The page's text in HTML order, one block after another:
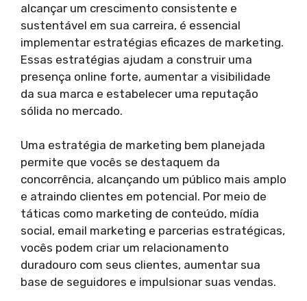
alcançar um crescimento consistente e
sustentável em sua carreira, é essencial
implementar estratégias eficazes de marketing.
Essas estratégias ajudam a construir uma
presença online forte, aumentar a visibilidade
da sua marca e estabelecer uma reputação
sólida no mercado.
Uma estratégia de marketing bem planejada
permite que vocês se destaquem da
concorrência, alcançando um público mais amplo
e atraindo clientes em potencial. Por meio de
táticas como marketing de conteúdo, mídia
social, email marketing e parcerias estratégicas,
vocês podem criar um relacionamento
duradouro com seus clientes, aumentar sua
base de seguidores e impulsionar suas vendas.